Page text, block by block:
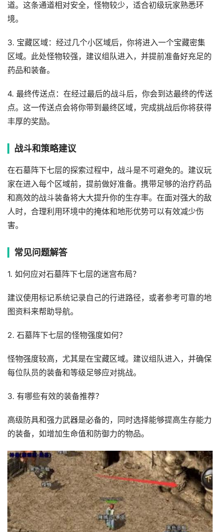
道。这条通道相对安全，怪物较少，适合初级玩家熟悉环
境。
3. 宝藏区域：经过几个小区域后，你将进入一个宝藏密集
区域。此处怪物较强，建议组队进入，并提前准备好充足的
药品和装备。
4. 最终传送点：在经过最后的战斗后，你会到达最终的传送
点。这一传送点会将你带到最终区域，完成挑战后你将获得
丰厚的奖励。
战斗和策略建议
在石墓阵下七层的探索过程中，战斗是不可避免的。建议玩
家在进入每个区域前，提前做好准备。携带足够的治疗药品
和高效的战斗装备将大大提升你的生存率。在面对强大的敌
人时，合理利用环境中的掩体和地形优势可以有效减少伤
害。
常见问题解答
1. 如何应对石墓阵下七层的迷宫布局？
建议使用标记系统记录自己的行进路径，或者参考可靠的地
图资料来帮助导航。
2. 石墓阵下七层的怪物强度如何？
怪物强度较高，尤其是在宝藏区域。建议组队进入，并确保
每位队员的装备和等级足够应对挑战。
3. 有哪些有效的装备推荐？
高级防具和强力武器是必备的，同时选择能够提高生存能力
的装备，如增加生命值和防御力的物品。